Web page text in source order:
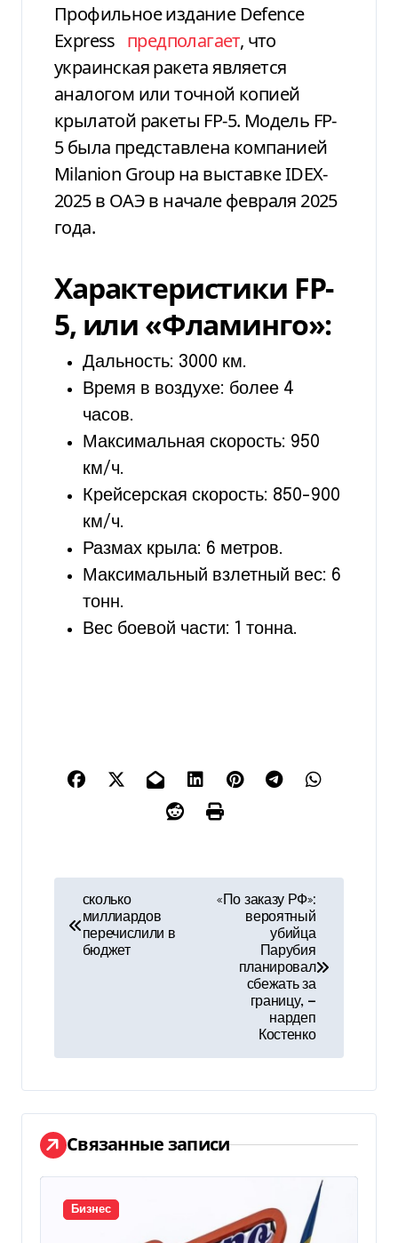
Профильное издание Defence
Express предполагает, что
украинская ракета является
аналогом или точной копией
крылатой ракеты FP-5. Модель FP-
5 была представлена компанией
Milanion Group на выставке IDEX-
2025 в ОАЭ в начале февраля 2025
года.
Характеристики FP-
5, или «Фламинго»:
Дальность: 3000 км.
Время в воздухе: более 4
часов.
Максимальная скорость: 950
км/ч.
Крейсерская скорость: 850-900
км/ч.
Размах крыла: 6 метров.
Максимальный взлетный вес: 6
тонн.
Вес боевой части: 1 тонна.
ц
и
я
п
сколько
миллиардов
перечислили в
бюджет
«По заказу РФ»:
вероятный
убийца
Парубия
планировал
сбежать за
границу, —
нардеп
Костенко
Связанные записи
Бизнес